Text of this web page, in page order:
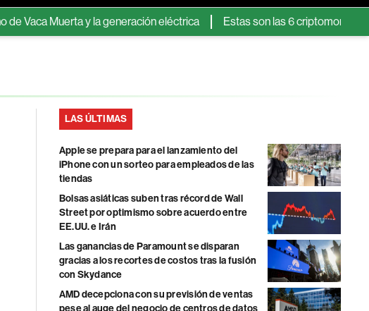
y la generación eléctrica Estas son las 6 criptomonedas que
LAS ÚLTIMAS
Apple se prepara para el lanzamiento del
iPhone con un sorteo para empleados de las
tiendas
Bolsas asiáticas suben tras récord de Wall
Street por optimismo sobre acuerdo entre
EE.UU. e Irán
Las ganancias de Paramount se disparan
gracias a los recortes de costos tras la fusión
con Skydance
AMD decepciona con su previsión de ventas
pese al auge del negocio de centros de datos